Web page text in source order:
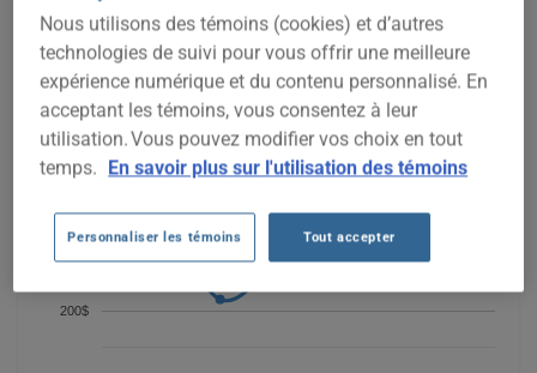
200$
300$
400$
500$
Nous utilisons des témoins (cookies) et d’autres
technologies de suivi pour vous offrir une meilleure
expérience numérique et du contenu personnalisé. En
acceptant les témoins, vous consentez à leur
utilisation. Vous pouvez modifier vos choix en tout
temps. En savoir plus sur l'utilisation des témoins
Personnaliser les témoins Tout accepter